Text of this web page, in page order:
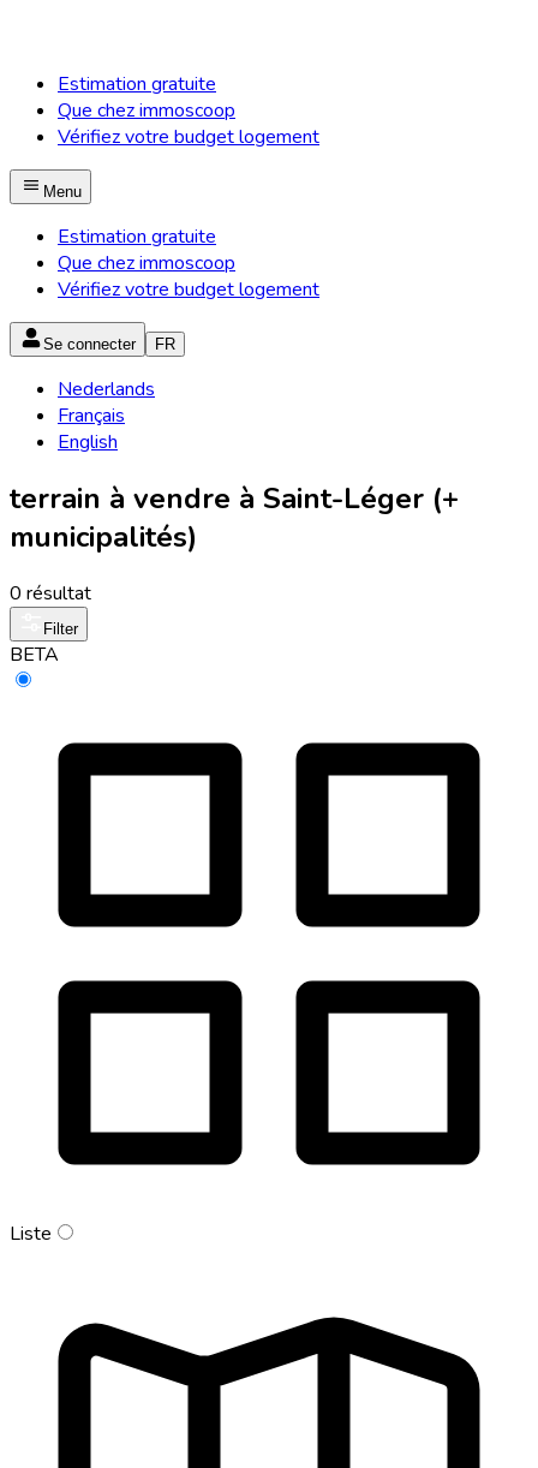
Estimation gratuite
Que chez immoscoop
Vérifiez votre budget logement
Menu
Estimation gratuite
Que chez immoscoop
Vérifiez votre budget logement
Se connecter FR
Nederlands
Français
English
terrain à vendre à Saint-Léger (+
municipalités)
0 résultat
Filter
BETA
Liste